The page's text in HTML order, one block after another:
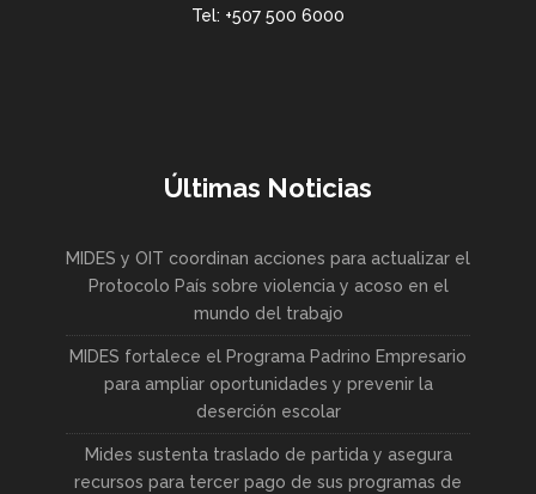
Tel: +507 500 6000
Últimas Noticias
MIDES y OIT coordinan acciones para actualizar el
Protocolo País sobre violencia y acoso en el
mundo del trabajo
MIDES fortalece el Programa Padrino Empresario
para ampliar oportunidades y prevenir la
deserción escolar
Mides sustenta traslado de partida y asegura
recursos para tercer pago de sus programas de